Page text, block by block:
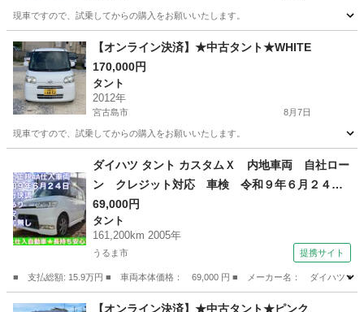
現車ですので、試乗してからの購入をお願いいたします。
沖縄 宮古島市 タント
【オンライン決済】★中古タント★WHITE
170,000円
タント
2012年
宮古島市 8月7日
現車ですので、試乗してからの購入をお願いいたします。
タント
ダイハツ タント カスタムＸ 内地車両 自社ロー
ン クレジット対応 車検 令和９年６月２４
日 車検 （検9.6）
69,000円
タント
161,200km 2005年
うるま市 提携サイト
■ 支払総額: 15.9万円 ■ 車両本体価格： 69,000 円 ■ メーカー名： ダイハツ
沖縄 うるま市 タント
【オンライン決済】★中古タント★ピンク